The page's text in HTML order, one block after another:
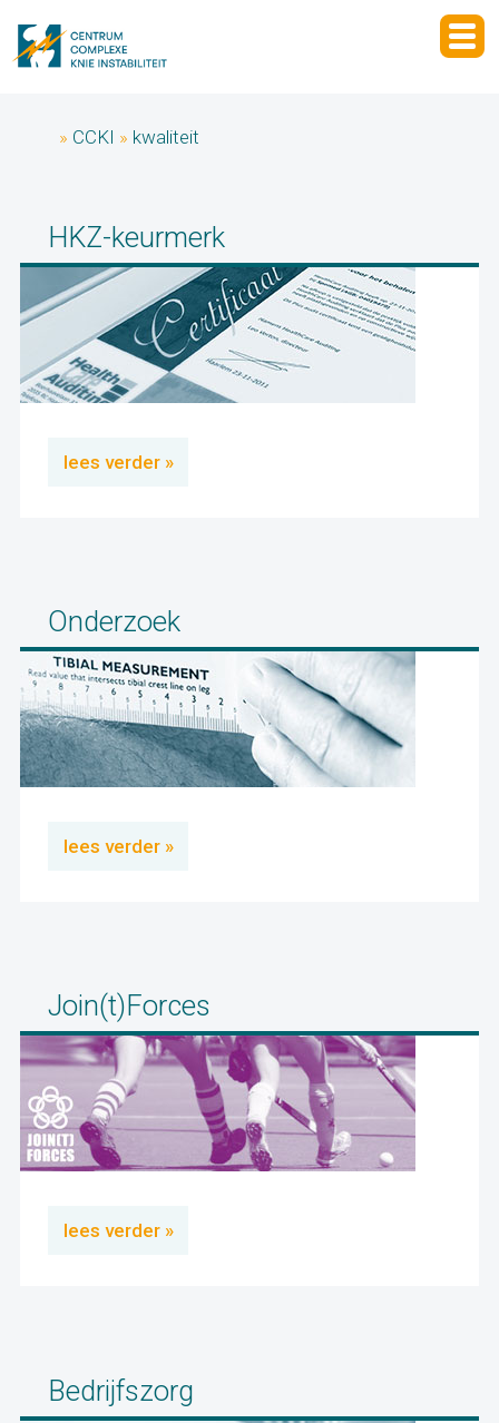
» CCKI » kwaliteit
HKZ-keurmerk
lees verder »
Onderzoek
lees verder »
Join(t)Forces
lees verder »
Bedrijfszorg